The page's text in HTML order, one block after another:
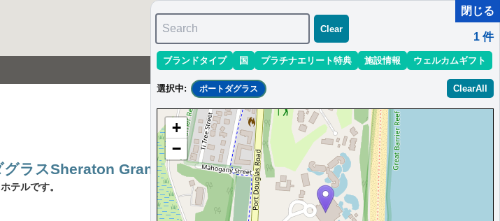
ラスSheraton Grand Mirage Resort
テルです。
閉じる
Search
Clear
1 件
ブランドタイプ 国 プラチナエリート特典 施設情報 ウェルカムギフト
選択中: ポートダグラス ClearAll
+
−